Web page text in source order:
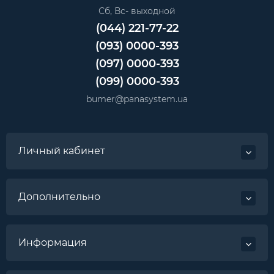
Сб, Вс- выходной
(044) 221-77-22
(093) 0000-393
(097) 0000-393
(099) 0000-393
bumer@panasystem.ua
Личный кабинет
Дополнительно
Информация